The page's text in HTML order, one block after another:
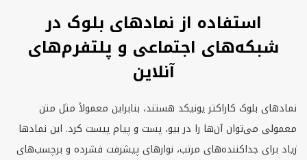
استفاده از نمادهای بلوک در
شبکه‌های اجتماعی و پلتفرم‌های
آنلاین
نمادهای بلوک کاراکتر یونیکد هستند، بنابراین معمولاً مثل متن
معمولی می‌توان آن‌ها را در بیو، پست و پیام پیست کرد. این نمادها
زیاد برای جداکننده‌های مرتب، نوارهای پیشرفت فشرده و برچسب‌های